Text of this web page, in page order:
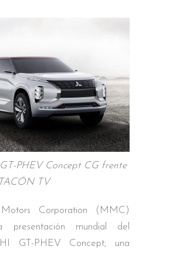
PHEV Concept CG frente
TV
Motors Corporation (MMC)
presentación mundial del
GT-PHEV Concept, una